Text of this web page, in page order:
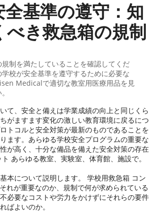
全基準の遵守：知
べき救急箱の規制
制を満たしていることを確認してくだ
校が安全基準を遵守するために必要な
Medicalで適切な教室用医療用品を見
て、安全と備えは学業成績の向上と同じくら
がますます変化の激しい教育環境に戻るにつ
トコルと安全対策が最新のものであることを
ます。あらゆる学校安全プログラムの重要な
が高く、十分な備品を備えた安全対策の存在
あらゆる教室、実験室、体育館、施設で。
本について説明します。 学校用救急箱 コン
れが重要なのか、規制で何が求められている
必要なコストや労力をかけずにそれらの要件
ばよいのか。